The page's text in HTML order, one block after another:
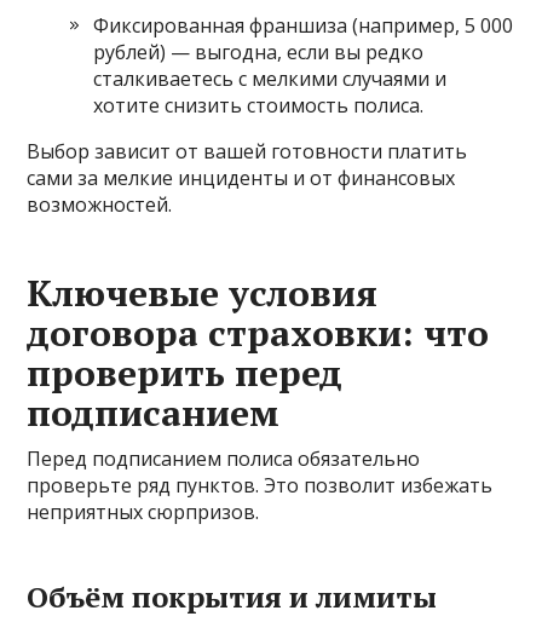
Фиксированная франшиза (например, 5 000
рублей) — выгодна, если вы редко
сталкиваетесь с мелкими случаями и
хотите снизить стоимость полиса.
Выбор зависит от вашей готовности платить
сами за мелкие инциденты и от финансовых
возможностей.
Ключевые условия
договора страховки: что
проверить перед
подписанием
Перед подписанием полиса обязательно
проверьте ряд пунктов. Это позволит избежать
неприятных сюрпризов.
Объём покрытия и лимиты